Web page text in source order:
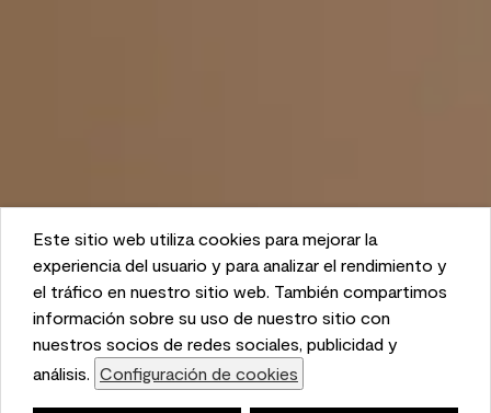
This website uses cookies to enhance user experience
and to analyze performance and traffic on our website.
We also share information about your use of our site
with our social media, advertising, and analytics
partners. Cookie Settings
Este sitio web utiliza cookies para mejorar la
experiencia del usuario y para analizar el rendimiento y
el tráfico en nuestro sitio web. También compartimos
información sobre su uso de nuestro sitio con
nuestros socios de redes sociales, publicidad y
análisis. Configuración de cookies